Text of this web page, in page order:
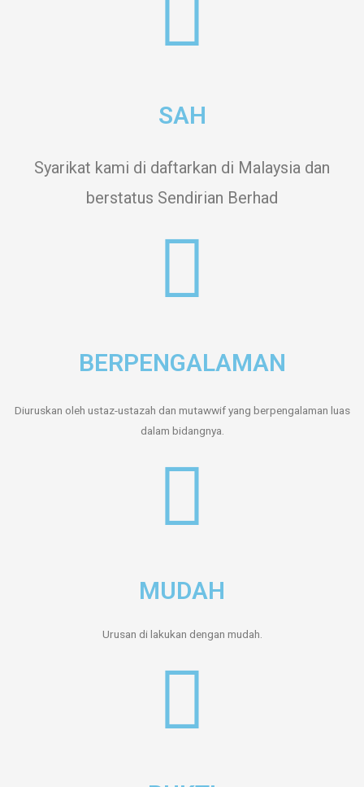
SAH
Syarikat kami di daftarkan di Malaysia dan
berstatus Sendirian Berhad
BERPENGALAMAN
Diuruskan oleh ustaz-ustazah dan mutawwif yang berpengalaman luas
dalam bidangnya.
MUDAH
Urusan di lakukan dengan mudah.